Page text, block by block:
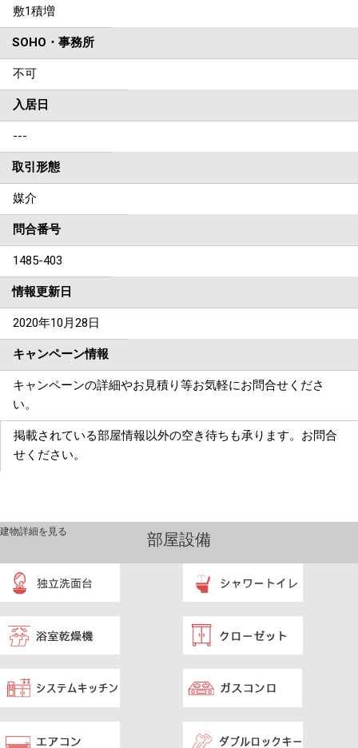
敷1積増
SOHO・事務所
不可
入居日
---
取引形態
媒介
問合番号
1485-403
情報更新日
2020年10月28日
キャンペーン情報
キャンペーンの詳細やお見積り等お気軽にお問合せくださ
い。
掲載されている部屋情報以外の空き待ちも承ります。お問合
せください。
部屋設備
建物詳細を見る